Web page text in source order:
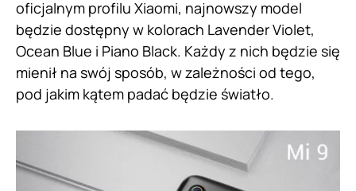
oficjalnym profilu Xiaomi, najnowszy model
będzie dostępny w kolorach Lavender Violet,
Ocean Blue i Piano Black. Każdy z nich będzie się
mienił na swój sposób, w zależności od tego,
pod jakim kątem padać będzie światło.